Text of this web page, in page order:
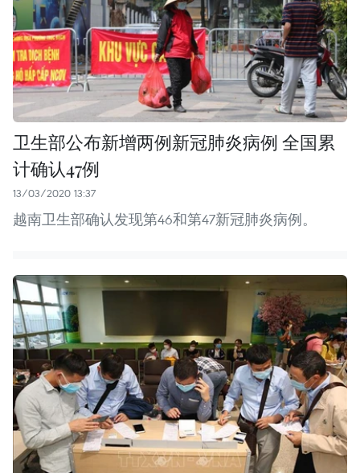
卫生部公布新增两例新冠肺炎病例 全国累
计确认47例
13/03/2020 13:37
越南卫生部确认发现第46和第47新冠肺炎病例。